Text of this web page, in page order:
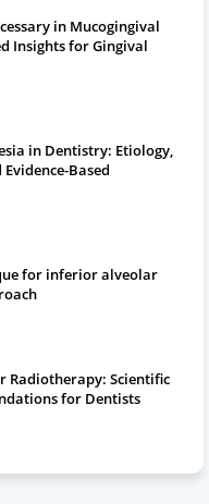
in Mucogingival
Insights for Gingival
in Dentistry: Etiology,
Based
for inferior alveolar
Radiotherapy: Scientific
for Dentists